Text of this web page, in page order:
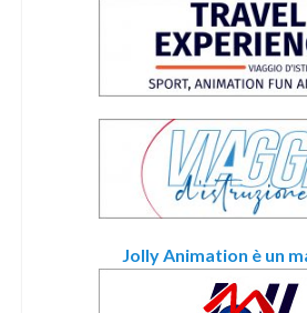
Jolly Animation è un